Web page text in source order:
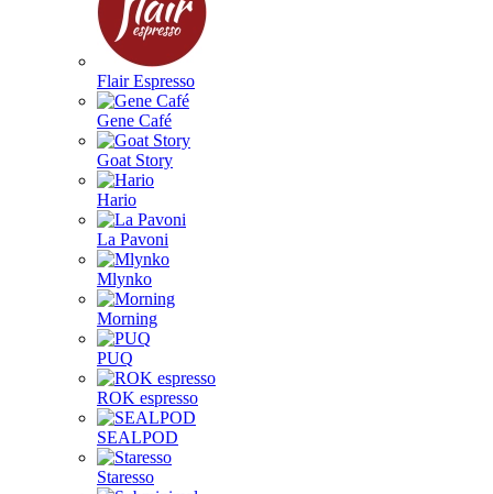
Flair Espresso
Gene Café
Goat Story
Hario
La Pavoni
Mlynko
Morning
PUQ
ROK espresso
SEALPOD
Staresso